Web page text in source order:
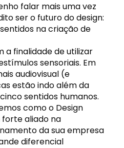
falar mais uma vez
ser o futuro do design:
na criação de
a finalidade de utilizar
sensoriais. Em
audiovisual (e
estão indo além da
sentidos humanos.
como o Design
aliado na
da sua empresa
diferencial